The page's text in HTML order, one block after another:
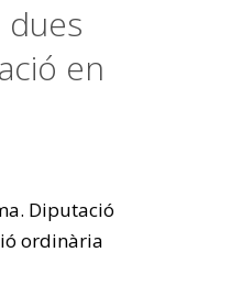
en
Diputació
ordinària